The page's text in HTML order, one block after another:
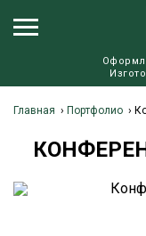
Главная › Портфолио ›